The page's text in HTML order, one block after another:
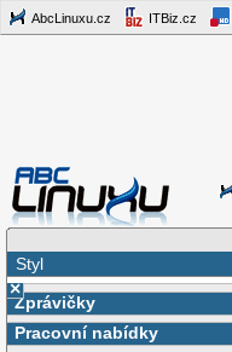
AbcLinuxu.cz ITBiz.cz
Styl
×
Zprávičky
Pracovní nabídky